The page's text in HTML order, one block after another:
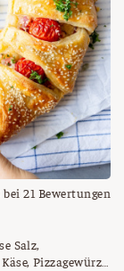
bei21 Bewertungen
Salz,
Pizzagewürz,